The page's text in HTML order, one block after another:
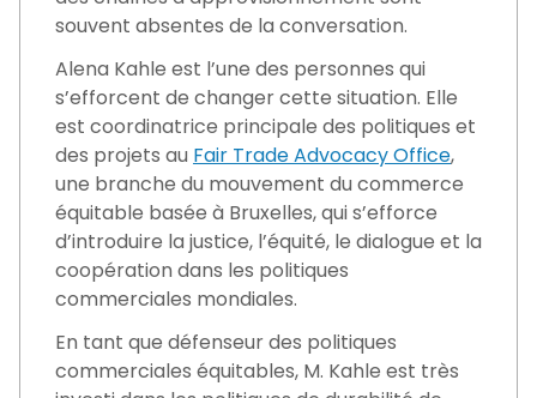
souvent absentes de la conversation.
Alena Kahle est l’une des personnes qui
s’efforcent de changer cette situation. Elle
est coordinatrice principale des politiques et
des projets au Fair Trade Advocacy Office,
une branche du mouvement du commerce
équitable basée à Bruxelles, qui s’efforce
d’introduire la justice, l’équité, le dialogue et la
coopération dans les politiques
commerciales mondiales.
En tant que défenseur des politiques
commerciales équitables, M. Kahle est très